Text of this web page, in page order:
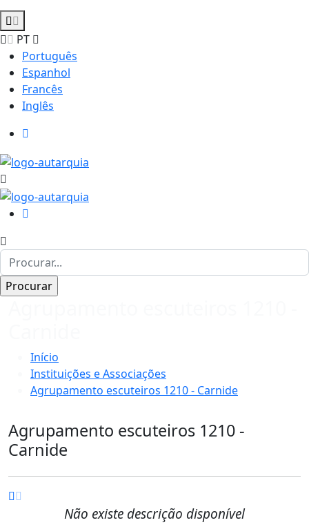
PT
Português
Espanhol
Francês
Inglês
Início
Instituições e Associações
Agrupamento escuteiros 1210 - Carnide
Agrupamento escuteiros 1210 -
Carnide
Não existe descrição disponível